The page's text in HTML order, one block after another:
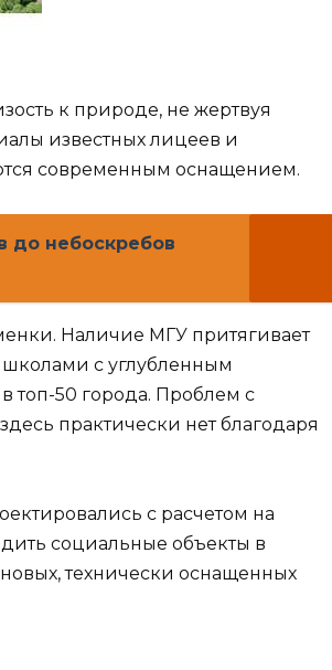
к природе, не жертвуя
известных лицеев и
современным оснащением.
до небоскребов
Наличие МГУ притягивает
с углубленным
топ-50 города. Проблем с
практически нет благодаря
с расчетом на
социальные объекты в
технически оснащенных